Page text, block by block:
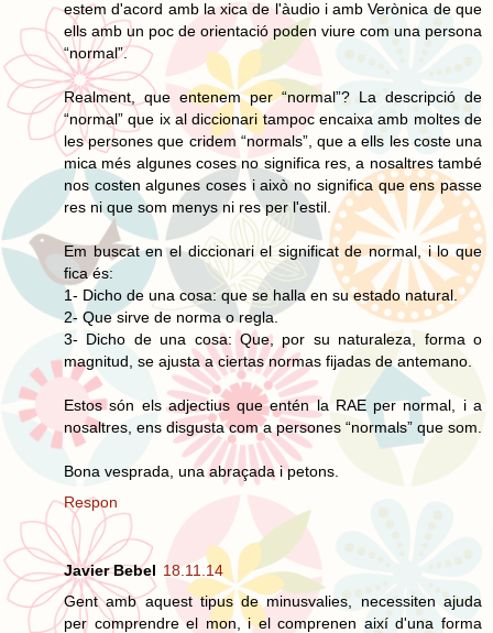
estem d'acord amb la xica de l'àudio i amb Verònica de que
ells amb un poc de orientació poden viure com una persona
“normal”.
Realment, que entenem per “normal”? La descripció de
“normal” que ix al diccionari tampoc encaixa amb moltes de
les persones que cridem “normals”, que a ells les coste una
mica més algunes coses no significa res, a nosaltres també
nos costen algunes coses i això no significa que ens passe
res ni que som menys ni res per l'estil.
Em buscat en el diccionari el significat de normal, i lo que
fica és:
1- Dicho de una cosa: que se halla en su estado natural.
2- Que sirve de norma o regla.
3- Dicho de una cosa: Que, por su naturaleza, forma o
magnitud, se ajusta a ciertas normas fijadas de antemano.
Estos són els adjectius que entén la RAE per normal, i a
nosaltres, ens disgusta com a persones “normals” que som.
Bona vesprada, una abraçada i petons.
Respon
Javier Bebel 18.11.14
Gent amb aquest tipus de minusvalies, necessiten ajuda
per comprendre el mon, i el comprenen així d'una forma